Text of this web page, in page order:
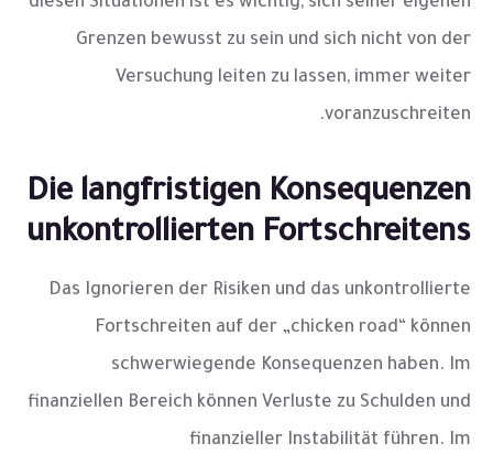
Grenzen bewusst zu sein und sich nicht von der
Versuchung leiten zu lassen, immer weiter
voranzuschreiten.
Die langfristigen Konsequenzen
unkontrollierten Fortschreitens
Das Ignorieren der Risiken und das unkontrollierte
Fortschreiten auf der „chicken road“ können
schwerwiegende Konsequenzen haben. Im
finanziellen Bereich können Verluste zu Schulden und
finanzieller Instabilität führen. Im